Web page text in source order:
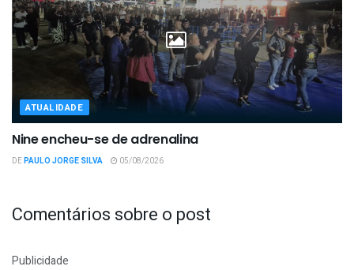
ATUALIDADE
Nine encheu-se de adrenalina
DEPAULO JORGE SILVA 05/08/2026
Comentários sobre o post
Publicidade